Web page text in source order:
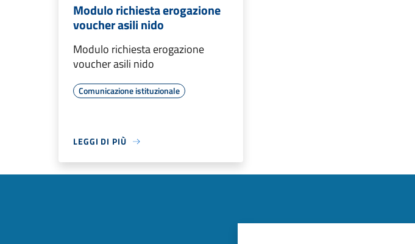
Modulo richiesta erogazione
voucher asili nido
Modulo richiesta erogazione
voucher asili nido
Comunicazione istituzionale
LEGGI DI PIÙ